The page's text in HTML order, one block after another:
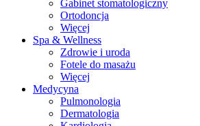
Gabinet stomatologiczny
Ortodoncja
Więcej
Spa & Wellness
Zdrowie i uroda
Fotele do masażu
Więcej
Medycyna
Pulmonologia
Dermatologia